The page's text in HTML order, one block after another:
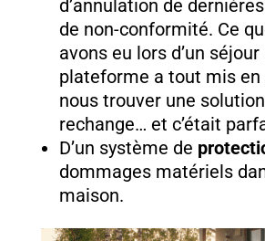
d’annulation de
de non-conformité. Ce
avons eu lors d’un
plateforme a tout mis en
nous trouver une
rechange… et c’était
D’un système de
dommages matériels
maison.